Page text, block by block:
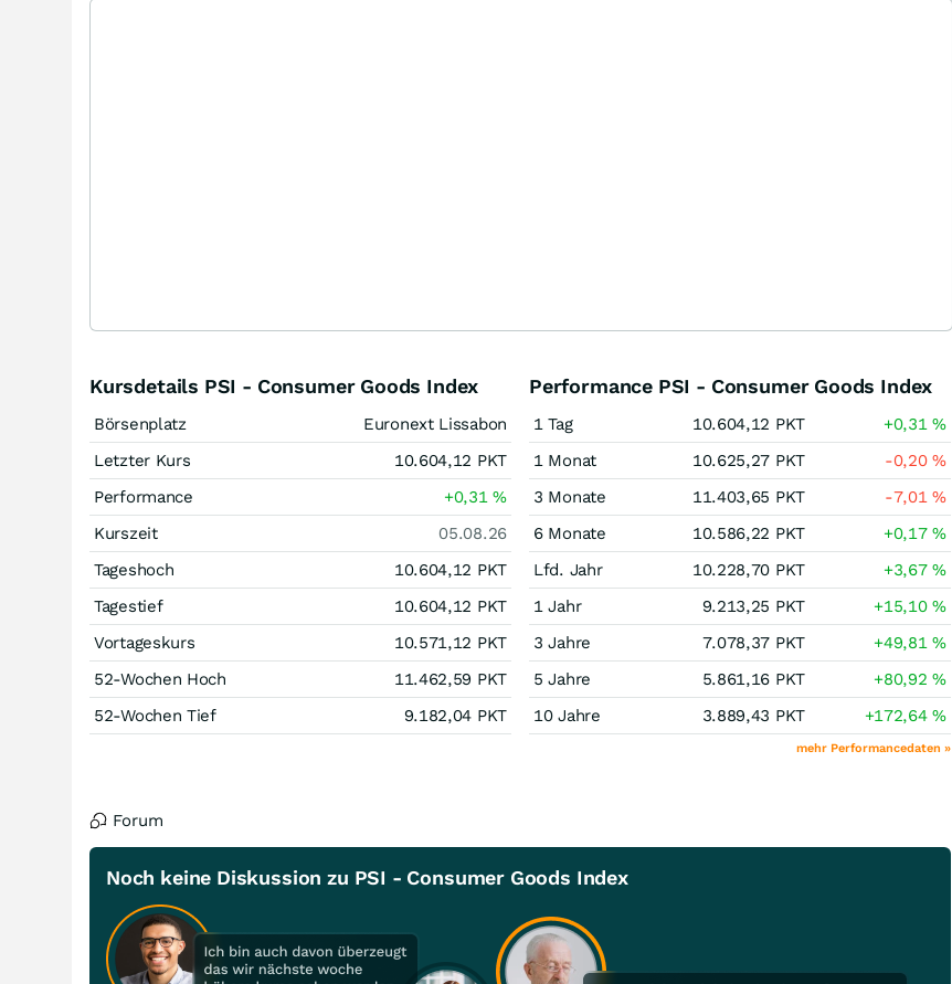
Kursdetails PSI - Consumer Goods Index
Börsenplatz
Euronext Lissabon
Letzter Kurs
10.604,12 PKT
Performance
+0,31%
Kurszeit
05.08.26
Tageshoch
10.604,12 PKT
Tagestief
10.604,12 PKT
Vortageskurs
10.571,12 PKT
52-Wochen Hoch
11.462,59 PKT
52-Wochen Tief
9.182,04 PKT
Performance PSI - Consumer Goods Index
1 Tag 10.604,12 PKT +0,31%
1 Monat
10.625,27 PKT -0,20%
3 Monate
11.403,65 PKT -7,01%
6 Monate
10.586,22 PKT +0,17%
Lfd. Jahr
10.228,70 PKT +3,67%
1 Jahr
9.213,25 PKT +15,10%
3 Jahre
7.078,37 PKT +49,81%
5 Jahre
5.861,16 PKT +80,92%
10 Jahre
3.889,43 PKT +172,64%
mehr Performancedaten »
Forum
Noch keine Diskussion zu PSI - Consumer Goods Index